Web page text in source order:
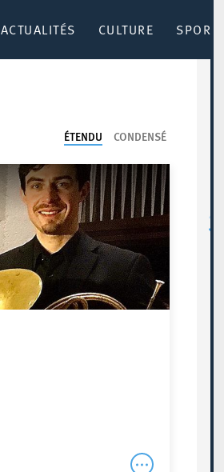
ACTUALITÉS CULTURE SPORT
ÉTENDU CONDENSÉ